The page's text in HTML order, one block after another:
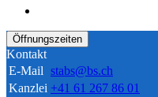
Öffnungszeiten
Kontakt
E-Mail stabs@bs.ch
Kanzlei +41 61 267 86 01